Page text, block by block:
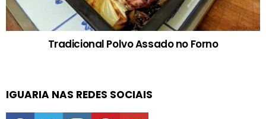
Tradicional Polvo Assado no Forno
IGUARIA NAS REDES SOCIAIS
facebooktwitter instagrampinterestyoutube